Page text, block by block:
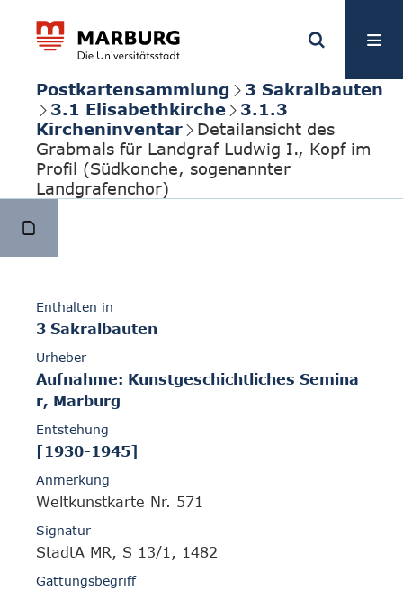
Postkartensammlung
3 Sakralbauten
3.1 Elisabethkirche
3.1.3
Kircheninventar
Detailansicht des
Grabmals für Landgraf Ludwig I., Kopf im
Profil (Südkonche, sogenannter
Landgrafenchor)
Enthalten in
3 Sakralbauten
Urheber
Aufnahme: Kunstgeschichtliches Semina
r, Marburg
Entstehung
[1930-1945]
Anmerkung
Weltkunstkarte Nr. 571
Signatur
StadtA MR, S 13/1, 1482
Gattungsbegriff